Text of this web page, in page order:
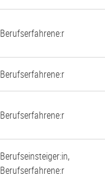
Berufserfahrene:r
Berufserfahrene:r
Berufserfahrene:r
Berufseinsteiger:in,
Berufserfahrene:r